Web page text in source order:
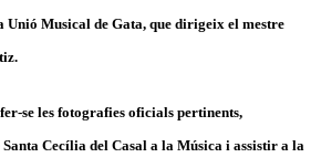
Unió Musical de Gata, que dirigeix el mestre
se les fotografies oficials pertinents,
Cecília del Casal a la Música i assistir a la